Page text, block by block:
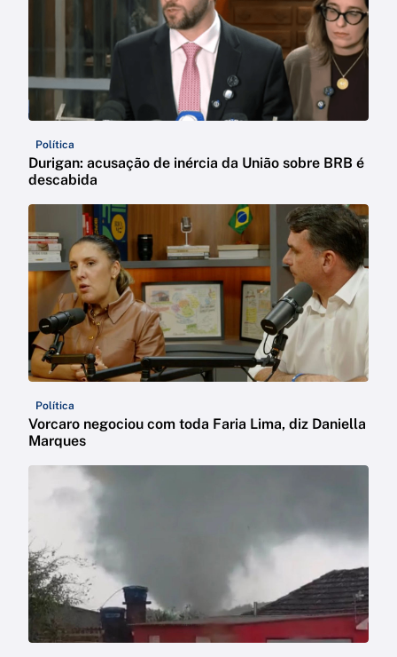
Política
Durigan: acusação de inércia da União sobre BRB é
descabida
Política
Vorcaro negociou com toda Faria Lima, diz Daniella
Marques